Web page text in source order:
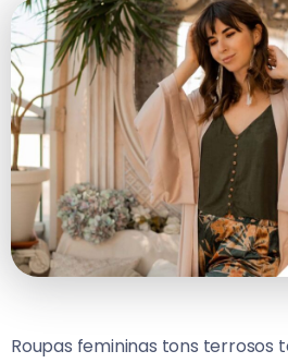
Roupas femininas tons terrosos